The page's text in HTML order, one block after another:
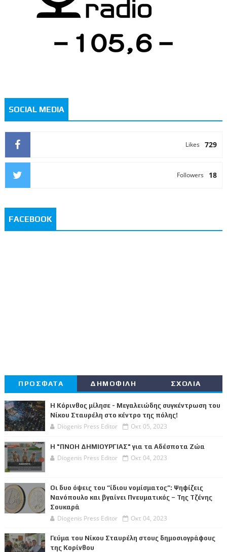
SOCIAL MEDIA
729
Likes
18
Followers
FACEBOOK
ΠΡΟΣΦΑΤΑ ΔΗΜΟΦΙΛΗ ΣΧΟΛΙΑ
Η Κόρινθος μίλησε - Μεγαλειώδης συγκέντρωση του
Νίκου Σταυρέλη στο κέντρο της πόλης!
Diogenis Press Editor Οκτ 05, 2023
Η "ΠΝΟΗ ΔΗΜΙΟΥΡΓΙΑΣ" για τα Αδέσποτα Ζώα
Diogenis Press Editor Οκτ 04, 2023
Οι δυο όψεις του “ίδιου νομίσματος”: Ψηφίζεις
Νανόπουλο και βγαίνει Πνευματικός – Της Τζένης
Σουκαρά
Diogenis Press Editor Οκτ 04, 2023
Γεύμα του Νίκου Σταυρέλη στους δημοσιογράφους
της Κορίνθου